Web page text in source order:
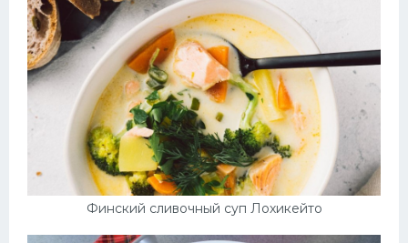
Финский сливочный суп Лохикейто